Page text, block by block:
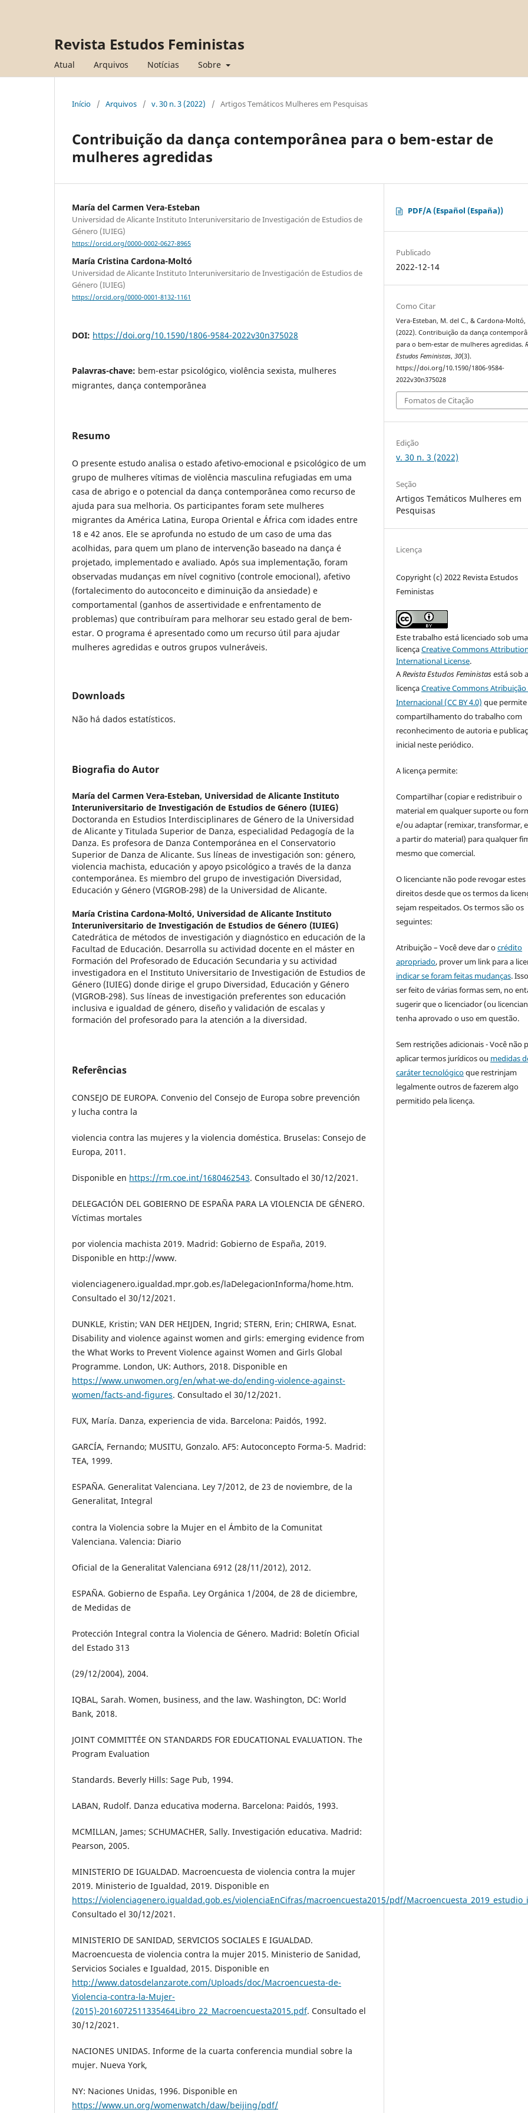
Revista Estudos Feministas
Atual Arquivos Notícias Sobre
Início / Arquivos / v. 30 n. 3 (2022) / Artigos Temáticos Mulheres em Pesquisas
Contribuição da dança contemporânea para o bem-estar de
mulheres agredidas
María del Carmen Vera-Esteban
Universidad de Alicante Instituto Interuniversitario de Investigación de Estudios de
Género (IUIEG)
https://orcid.org/0000-0002-0627-8965
María Cristina Cardona-Moltó
Universidad de Alicante Instituto Interuniversitario de Investigación de Estudios de
Género (IUIEG)
https://orcid.org/0000-0001-8132-1161
DOI: https://doi.org/10.1590/1806-9584-2022v30n375028
Palavras-chave: bem-estar psicológico, violência sexista, mulheres
migrantes, dança contemporânea
Resumo
O presente estudo analisa o estado afetivo-emocional e psicológico de um
grupo de mulheres vítimas de violência masculina refugiadas em uma
casa de abrigo e o potencial da dança contemporânea como recurso de
ajuda para sua melhoria. Os participantes foram sete mulheres
migrantes da América Latina, Europa Oriental e África com idades entre
18 e 42 anos. Ele se aprofunda no estudo de um caso de uma das
acolhidas, para quem um plano de intervenção baseado na dança é
projetado, implementado e avaliado. Após sua implementação, foram
observadas mudanças em nível cognitivo (controle emocional), afetivo
(fortalecimento do autoconceito e diminuição da ansiedade) e
comportamental (ganhos de assertividade e enfrentamento de
problemas) que contribuíram para melhorar seu estado geral de bem-
estar. O programa é apresentado como um recurso útil para ajudar
mulheres agredidas e outros grupos vulneráveis.
Downloads
Não há dados estatísticos.
Biografia do Autor
María del Carmen Vera-Esteban, Universidad de Alicante Instituto
Interuniversitario de Investigación de Estudios de Género (IUIEG)
Doctoranda en Estudios Interdisciplinares de Género de la Universidad
de Alicante y Titulada Superior de Danza, especialidad Pedagogía de la
Danza. Es profesora de Danza Contemporánea en el Conservatorio
Superior de Danza de Alicante. Sus líneas de investigación son: género,
violencia machista, educación y apoyo psicológico a través de la danza
contemporánea. Es miembro del grupo de investigación Diversidad,
Educación y Género (VIGROB-298) de la Universidad de Alicante.
María Cristina Cardona-Moltó, Universidad de Alicante Instituto
Interuniversitario de Investigación de Estudios de Género (IUIEG)
Catedrática de métodos de investigación y diagnóstico en educación de la
Facultad de Educación. Desarrolla su actividad docente en el máster en
Formación del Profesorado de Educación Secundaria y su actividad
investigadora en el Instituto Universitario de Investigación de Estudios de
Género (IUIEG) donde dirige el grupo Diversidad, Educación y Género
(VIGROB-298). Sus líneas de investigación preferentes son educación
inclusiva e igualdad de género, diseño y validación de escalas y
formación del profesorado para la atención a la diversidad.
Referências
CONSEJO DE EUROPA. Convenio del Consejo de Europa sobre prevención
y lucha contra la
violencia contra las mujeres y la violencia doméstica. Bruselas: Consejo de
Europa, 2011.
Disponible en https://rm.coe.int/1680462543. Consultado el 30/12/2021.
DELEGACIÓN DEL GOBIERNO DE ESPAÑA PARA LA VIOLENCIA DE GÉNERO.
Víctimas mortales
por violencia machista 2019. Madrid: Gobierno de España, 2019.
Disponible en http://www.
violenciagenero.igualdad.mpr.gob.es/laDelegacionInforma/home.htm.
Consultado el 30/12/2021.
DUNKLE, Kristin; VAN DER HEIJDEN, Ingrid; STERN, Erin; CHIRWA, Esnat.
Disability and violence against women and girls: emerging evidence from
the What Works to Prevent Violence against Women and Girls Global
Programme. London, UK: Authors, 2018. Disponible en
https://www.unwomen.org/en/what-we-do/ending-violence-against-
women/facts-and-figures. Consultado el 30/12/2021.
FUX, María. Danza, experiencia de vida. Barcelona: Paidós, 1992.
GARCÍA, Fernando; MUSITU, Gonzalo. AF5: Autoconcepto Forma-5. Madrid:
TEA, 1999.
ESPAÑA. Generalitat Valenciana. Ley 7/2012, de 23 de noviembre, de la
Generalitat, Integral
contra la Violencia sobre la Mujer en el Ámbito de la Comunitat
Valenciana. Valencia: Diario
Oficial de la Generalitat Valenciana 6912 (28/11/2012), 2012.
ESPAÑA. Gobierno de España. Ley Orgánica 1/2004, de 28 de diciembre,
de Medidas de
Protección Integral contra la Violencia de Género. Madrid: Boletín Oficial
del Estado 313
(29/12/2004), 2004.
IQBAL, Sarah. Women, business, and the law. Washington, DC: World
Bank, 2018.
JOINT COMMITTÉE ON STANDARDS FOR EDUCATIONAL EVALUATION. The
Program Evaluation
Standards. Beverly Hills: Sage Pub, 1994.
LABAN, Rudolf. Danza educativa moderna. Barcelona: Paidós, 1993.
MCMILLAN, James; SCHUMACHER, Sally. Investigación educativa. Madrid:
Pearson, 2005.
MINISTERIO DE IGUALDAD. Macroencuesta de violencia contra la mujer
2019. Ministerio de Igualdad, 2019. Disponible en
https://violenciagenero.igualdad.gob.es/violenciaEnCifras/macroencuesta2015/pdf/
Consultado el 30/12/2021.
MINISTERIO DE SANIDAD, SERVICIOS SOCIALES E IGUALDAD.
Macroencuesta de violencia contra la mujer 2015. Ministerio de Sanidad,
Servicios Sociales e Igualdad, 2015. Disponible en
http://www.datosdelanzarote.com/Uploads/doc/Macroencuesta-de-
Violencia-contra-la-Mujer-
(2015)-2016072511335464Libro_22_Macroencuesta2015.pdf. Consultado el
30/12/2021.
NACIONES UNIDAS. Informe de la cuarta conferencia mundial sobre la
mujer. Nueva York,
NY: Naciones Unidas, 1996. Disponible en
https://www.un.org/womenwatch/daw/beijing/pdf/
PDF/A (Español (España))
Publicado
2022-12-14
Como Citar
Vera-Esteban, M. del C., & Cardona-Moltó,
(2022). Contribuição da dança
para o bem-estar de mulheres agredidas.
Estudos Feministas,30(3).
https://doi.org/10.1590/1806-9584-
2022v30n375028
Fomatos de Citação
Edição
v. 30 n. 3 (2022)
Seção
Artigos Temáticos Mulheres em
Pesquisas
Licença
Copyright (c) 2022 Revista Estudos
Feministas
Este trabalho está licenciado sob uma
licençaCreative Commons
International License.
ARevista Estudos Feministasestá sob
licençaCreative Commons Atribuição
Internacional (CC BY 4.0) que
compartilhamento do trabalho com
reconhecimento de autoria e
inicial neste periódico.
A licença permite:
Compartilhar (copiar e redistribuir o
material em qualquer suporte ou
e/ou adaptar (remixar, transformar,
a partir do material) para qualquer
mesmo que comercial.
O licenciante não pode revogar estes
direitos desde que os termos da
sejam respeitados. Os termos são os
seguintes:
Atribuição – Você deve dar ocrédito
apropriado, prover um link para a
indicar se foram feitas mudanças.
ser feito de várias formas sem, no
sugerir que o licenciador (ou
tenha aprovado o uso em questão.
Sem restrições adicionais - Você não
aplicar termos jurídicos ou medidas
caráter tecnológicoque restrinjam
legalmente outros de fazerem algo
permitido pela licença.